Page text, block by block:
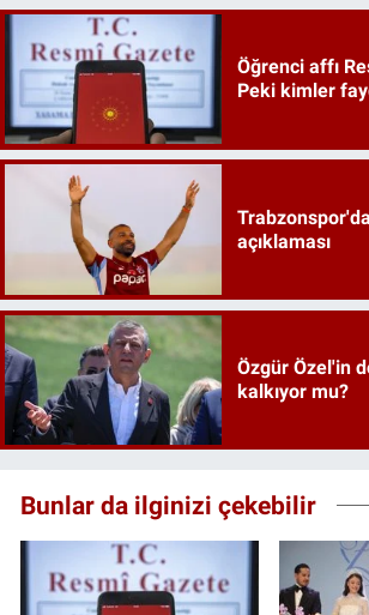
Öğrenci affı
Peki kimler
açıklaması
Özgür Özel'in
kalkıyor mu?
Bunlar da ilginizi çekebilir